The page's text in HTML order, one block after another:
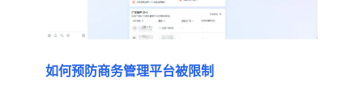
如何预防商务管理平台被限制